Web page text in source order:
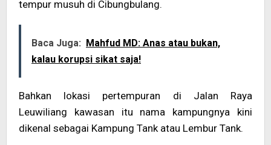
tempur musuh di Cibungbulang.
Baca Juga: Mahfud MD: Anas atau bukan,
kalau korupsi sikat saja!
Bahkan lokasi pertempuran di Jalan Raya
Leuwiliang kawasan itu nama kampungnya kini
dikenal sebagai Kampung Tank atau Lembur Tank.